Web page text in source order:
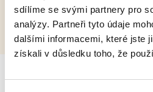
sdílíme se svými partnery pro
analýzy. Partneři tyto údaje
dalšími informacemi, které jste
získali v důsledku toho, že